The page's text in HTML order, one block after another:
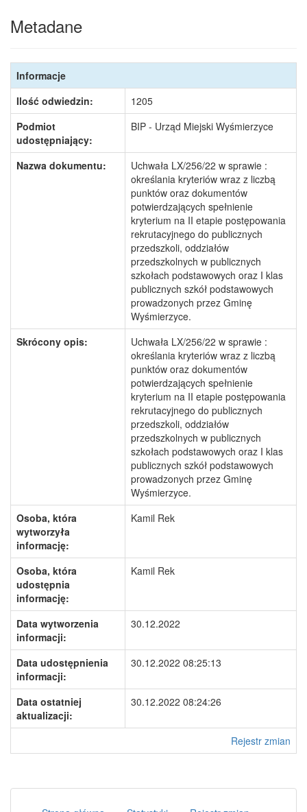
Metadane
Informacje
Ilość odwiedzin:
1205
Podmiot
udostępniający:
BIP - Urząd Miejski Wyśmierzyce
Nazwa dokumentu:
Uchwała LX/256/22 w sprawie :
określania kryteriów wraz z liczbą
punktów oraz dokumentów
potwierdzających spełnienie
kryterium na II etapie postępowania
rekrutacyjnego do publicznych
przedszkoli, oddziałów
przedszkolnych w publicznych
szkołach podstawowych oraz I klas
publicznych szkół podstawowych
prowadzonych przez Gminę
Wyśmierzyce.
Skrócony opis:
Uchwała LX/256/22 w sprawie :
określania kryteriów wraz z liczbą
punktów oraz dokumentów
potwierdzających spełnienie
kryterium na II etapie postępowania
rekrutacyjnego do publicznych
przedszkoli, oddziałów
przedszkolnych w publicznych
szkołach podstawowych oraz I klas
publicznych szkół podstawowych
prowadzonych przez Gminę
Wyśmierzyce.
Osoba, która
wytworzyła
informację:
Kamil Rek
Osoba, która
udostępnia
informację:
Kamil Rek
Data wytworzenia
informacji:
30.12.2022
Data udostępnienia
informacji:
30.12.2022 08:25:13
Data ostatniej
aktualizacji:
30.12.2022 08:24:26
Rejestr zmian